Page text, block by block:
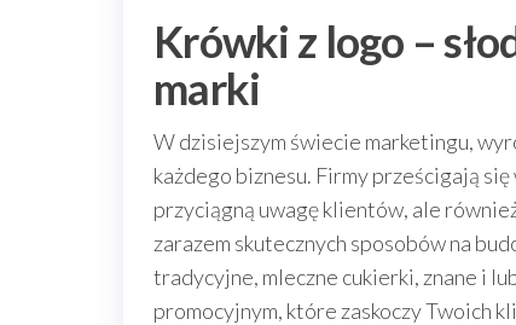
Krówki z logo –
marki
W dzisiejszym świecie marketingu,
każdego biznesu. Firmy prześcigają
przyciągną uwagę klientów, ale
zarazem skutecznych sposobów na
tradycyjne, mleczne cukierki, znane i
promocyjnym, które zaskoczy Twoich